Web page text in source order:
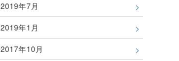
2019年7月
2019年1月
2017年10月